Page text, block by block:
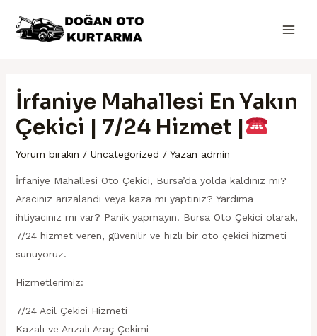
atla
İrfaniye Mahallesi En Yakın
Çekici | 7/24 Hizmet |
Yorum bırakın / Uncategorized / Yazan admin
İrfaniye Mahallesi Oto Çekici, Bursa’da yolda kaldınız mı?
Aracınız arızalandı veya kaza mı yaptınız? Yardıma
ihtiyacınız mı var? Panik yapmayın! Bursa Oto Çekici olarak,
7/24 hizmet veren, güvenilir ve hızlı bir oto çekici hizmeti
sunuyoruz.
Hizmetlerimiz:
7/24 Acil Çekici Hizmeti
Kazalı ve Arızalı Araç Çekimi
dolaşımı